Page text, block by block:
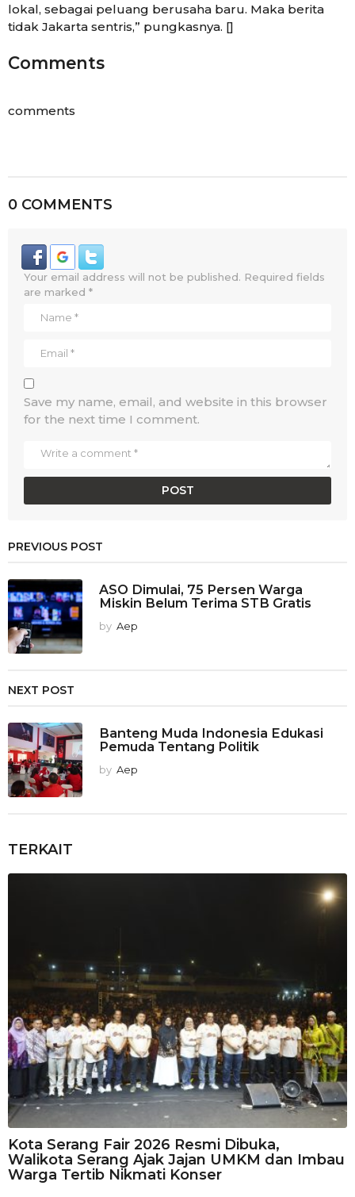
lokal, sebagai peluang berusaha baru. Maka berita
tidak Jakarta sentris,” pungkasnya. []
Comments
comments
0 COMMENTS
Your email address will not be published. Required fields
are marked *
Save my name, email, and website in this browser
for the next time I comment.
PREVIOUS POST
ASO Dimulai, 75 Persen Warga
Miskin Belum Terima STB Gratis
by Aep
NEXT POST
Banteng Muda Indonesia Edukasi
Pemuda Tentang Politik
by Aep
TERKAIT
Kota Serang Fair 2026 Resmi Dibuka,
Walikota Serang Ajak Jajan UMKM dan Imbau
Warga Tertib Nikmati Konser